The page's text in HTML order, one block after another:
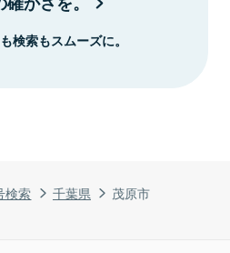
検索 千葉県 茂原市
検索もスムーズに。